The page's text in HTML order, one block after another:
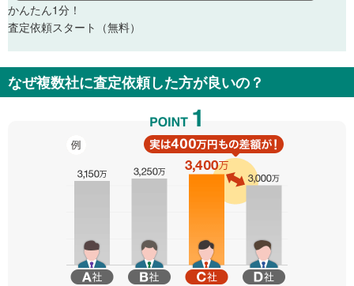
かんたん1分！
査定依頼スタート（無料）
なぜ複数社に査定依頼した方が良いの？